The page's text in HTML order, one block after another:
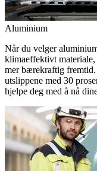
Aluminium
Når du velger
klimaeffektivt
mer bærekraftig
utslippene med 30
hjelpe deg med å nå